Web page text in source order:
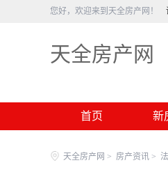
您好，欢迎来到天全房产网！
天全房产网
首页 新
天全房产网 > 房产资讯 >